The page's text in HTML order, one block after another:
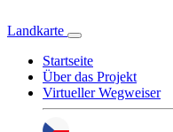
Landkarte
Startseite
Über das Projekt
Virtueller Wegweiser